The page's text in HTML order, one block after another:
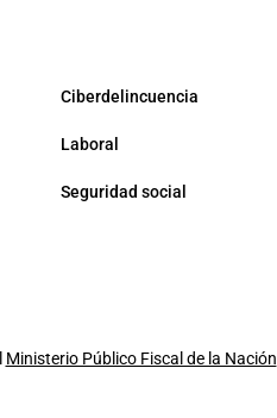
Ciberdelincuencia
Laboral
Seguridad social
Ministerio Público Fiscal de la Nación